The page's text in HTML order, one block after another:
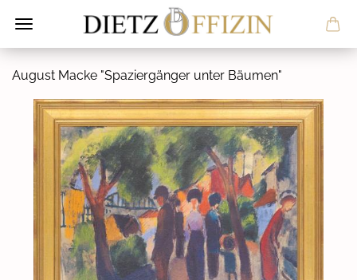
Au­gust Macke "Spa­zier­gän­ger unter Bäu­men"